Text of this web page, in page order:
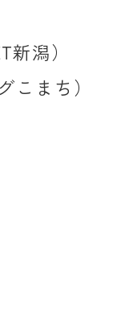
新潟）
こまち）